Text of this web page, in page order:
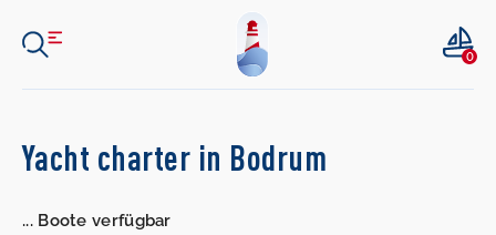
0
Search
Yacht charter in Bodrum
...Boote verfügbar